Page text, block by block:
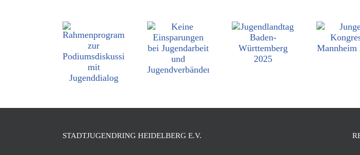
STADTJUGENDRING HEIDELBERG E.V.